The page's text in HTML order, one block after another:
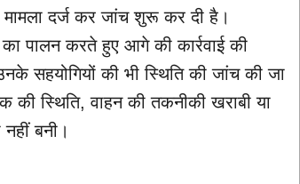
दर्ज कर जांच शुरू कर दी है।
पालन करते हुए आगे की कार्रवाई की
सहयोगियों की भी स्थिति की जांच की जा
की स्थिति, वाहन की तकनीकी खराबी या
बनी।